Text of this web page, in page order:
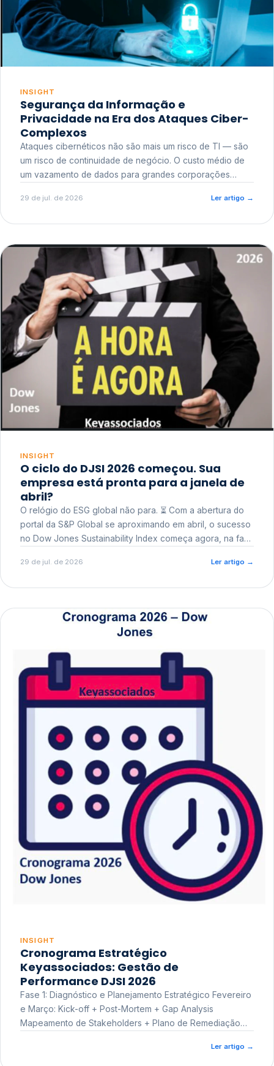
INSIGHT
Segurança da Informação e
Privacidade na Era dos Ataques Ciber-
Complexos
Ataques cibernéticos não são mais um risco de TI — são
um risco de continuidade de negócio. O custo médio de
um vazamento de dados para grandes corporações
reputacional e o risco regulatório junto a órgãos como a
29 de jul. de 2026 Ler artigo →
INSIGHT
O ciclo do DJSI 2026 começou. Sua
empresa está pronta para a janela de
abril?
O relógio do ESG global não para. ⏳ Com a abertura do
portal da S&P Global se aproximando em abril, o sucesso
no Dow Jones Sustainability Index começa agora, na fase
29 de jul. de 2026 Ler artigo →
INSIGHT
Cronograma Estratégico
Keyassociados: Gestão de
Performance DJSI 2026
Fase 1: Diagnóstico e Planejamento Estratégico Fevereiro
e Março: Kick-off + Post-Mortem + Gap Analysis
Mapeamento de Stakeholders + Plano de Remediação
Ler artigo →